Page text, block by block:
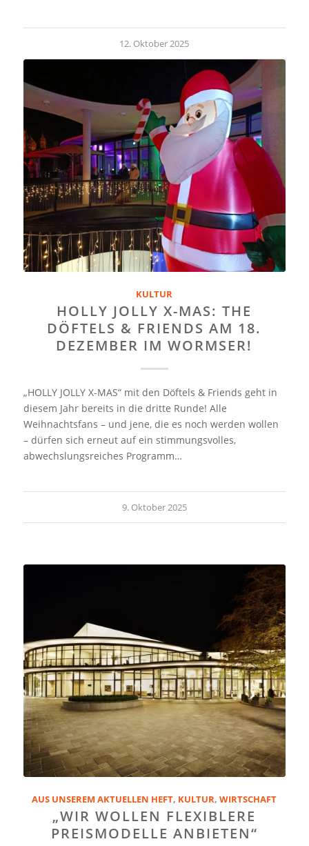
12. Oktober 2025
KULTUR
HOLLY JOLLY X-MAS: THE
DÖFTELS & FRIENDS AM 18.
DEZEMBER IM WORMSER!
„HOLLY JOLLY X-MAS“ mit den Döftels & Friends geht in
diesem Jahr bereits in die dritte Runde! Alle
Weihnachtsfans – und jene, die es noch werden wollen
– dürfen sich erneut auf ein stimmungsvolles,
abwechslungsreiches Programm…
9. Oktober 2025
AUS UNSEREM AKTUELLEN HEFT, KULTUR,WIRTSCHAFT
„WIR WOLLEN FLEXIBLERE
PREISMODELLE ANBIETEN“